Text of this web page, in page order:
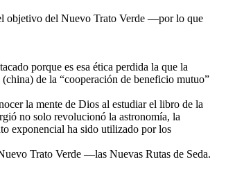
objetivo del Nuevo Trato Verde —por lo que
porque es esa ética perdida la que la
de la “cooperación de beneficio mutuo”
la mente de Dios al estudiar el libro de la
no solo revolucionó la astronomía, la
exponencial ha sido utilizado por los
Trato Verde —las Nuevas Rutas de Seda.